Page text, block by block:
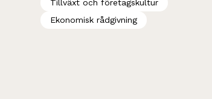
Tillväxt och företagskultur
Ekonomisk rådgivning